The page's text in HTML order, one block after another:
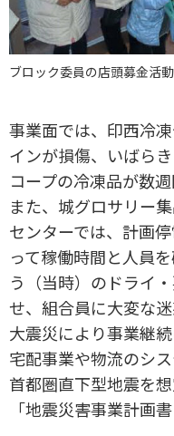
ブロック委員の店頭募金活動
事業面では、印西冷
インが損傷、いばら
コープの冷凍品が数
また、城グロサリー
センターでは、計画
って稼働時間と人員
う（当時）のドライ
せ、組合員に大変な
大震災により事業継
宅配事業や物流のシ
首都圏直下型地震を
「地震災害事業計画